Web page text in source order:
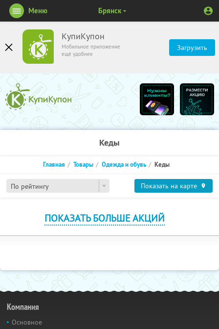
КупиКупон
Мобильное приложение
ещё удобнее
Загрузить
Меню Брянск
Кеды
По рейтингу
Главная Товары Одежда и обувь Кеды
Показать на карте
ПОКАЗАТЬ БОЛЬШЕ АКЦИЙ
Компания
Основное